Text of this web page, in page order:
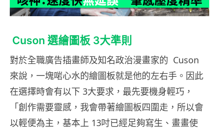
Cuson 選繪圖板 3大準則
對於全職廣告插畫師及知名政治漫畫家的 Cuson
來說，一塊啱心水的繪圖板就是他的左右手。因此
在選擇時會有以下 3大要求，最先要機身輕巧，
「創作需要靈感，我會帶著繪圖板四圍走，所以會
以輕便為主，基本上 13吋已經足夠寫生、畫畫使